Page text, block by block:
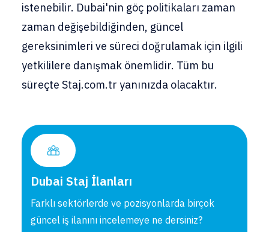
istenebilir. Dubai'nin göç politikaları zaman
zaman değişebildiğinden, güncel
gereksinimleri ve süreci doğrulamak için ilgili
yetkililere danışmak önemlidir. Tüm bu
süreçte Staj.com.tr yanınızda olacaktır.
Dubai Staj İlanları
Farklı sektörlerde ve pozisyonlarda birçok
güncel iş ilanını incelemeye ne dersiniz?